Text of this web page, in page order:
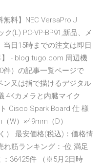
料】NEC VersaPro J
(L) PC-VP-BP91,新品、メ
日15時までの注文は即日
- blog.tugo.com 周辺機
件）の記事一覧ページで
ン又は指で描けるデジタル
4Kカメラと内臓マイク
Cisco Spark Board 仕 様
W）×49mm（D）
） 最安価格(税込)：価格情
筋ランキング：-位 満足
：36425件 （※5月2日時